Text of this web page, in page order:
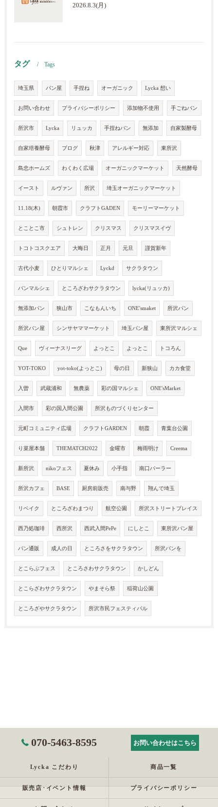
2026.8.3(月)
タグ Tags
埼玉県 パン屋 手捏ね オーガニック Lycka 想い
お問い合わせ プライバシーポリシー 添加物不使用 手ごねパン
所沢市 Lycka リュッカ 手捏ねパン 無添加 自家製酵母
自家培養酵母 ブログ 秋津 アレルギー対応 東所沢
島忠ホームズ わくわく広場 オーガニックマーケット 天然酵母
イースト ルヴァン 所沢 埼玉オーガニックマーケット
11.18(木) 朝霞市 クラフトGADEN モーリーマーケット
とことこ市 シュトレン クリスマス クリスマスイヴ
トコトコスクエア 大晦日 正月 元旦 謹賀新年
古代小麦 ひとりマルシェ Lyckd サクラタウン
パンマルシェ ところざわサクラタウン lycka(リュッカ)
無添加パン 狭山市 こなもんいち ONE'smaket 所沢パン
所沢パン屋 シンサヤママーケット 埼玉パン屋 東所沢マルシェ
Que ヴィーナスリーグ よっとこ よっとこ トコろん
YOT-TOKO yot-toko(よっとこ) 母の日 新狭山 カカ食堂
入曽 武蔵浦和 無農薬 彩の国マルシェ ONE'sMarket
入間市 彩の国入間公園 所沢ものづくりセンター
元町コミュニティ広場 クラフトGARDEN 朝霞 青葉台公園
り菜屋本舗 THEMATCH2022 金曜市 梅雨明け Creema
新所沢 nikoフェス 夏休み 小手指 南口パーラー
所沢カフェ BASE 厨房前販売 南与野 翔んで埼玉
リベイク ところざわまつり 航空公園 所沢ストリートプレイス
西乃処珈琲 西所沢 西武入間PePe にしとこ 東所沢パン屋
パン通販 成人の日 ところさをサクラタウン 所沢パンを
とこらぶフェス ところさわサクラタウン かしどん
とこらざわサクラタウン やまそら祭 稲荷山公園
ところざやサクラタウン 所沢市民フェスティバル
070-5463-8595 お問い合わせはこちら
Lycka こだわり 商品一覧
販売店･イベント情報 プライバシーポリシー